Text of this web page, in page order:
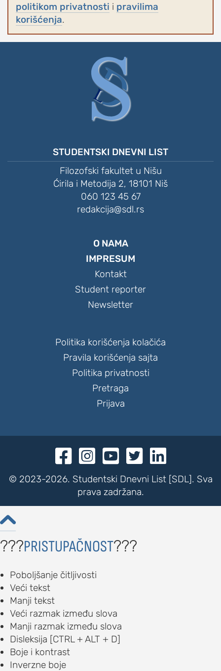
politikom privatnosti i pravilima
korišćenja.
STUDENTSKI DNEVNI LIST
Filozofski fakultet u Nišu
Ćirila i Metodija 2, 18101 Niš
060 123 45 67
redakcija@sdl.rs
O NAMA
IMPRESUM
Kontakt
Student reporter
Newsletter
Politika korišćenja kolačića
Pravila korišćenja sajta
Politika privatnosti
Pretraga
Prijava
    
© 2023-2026. Studentski Dnevni List [SDL]. Sva
prava zadržana.

???PRISTUPAČNOST???
Poboljšanje čitljivosti
Veći tekst
Manji tekst
Veći razmak između slova
Manji razmak između slova
Disleksija [CTRL + ALT + D]
Boje i kontrast
Inverzne boje